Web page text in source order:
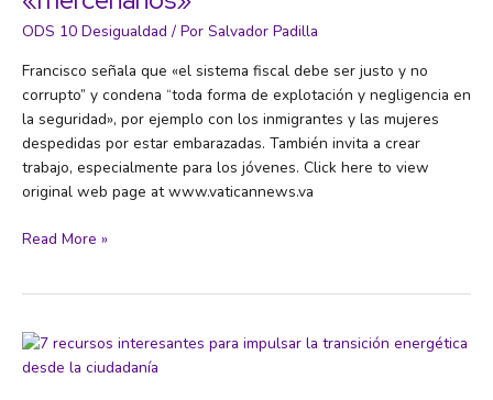
ODS 10 Desigualdad / Por Salvador Padilla
Francisco señala que «el sistema fiscal debe ser justo y no
corrupto” y condena “toda forma de explotación y negligencia en
la seguridad», por ejemplo con los inmigrantes y las mujeres
despedidas por estar embarazadas. También invita a crear
trabajo, especialmente para los jóvenes. Click here to view
original web page at www.vaticannews.va
Francisco:
empresarios
«mercenarios»
Read More »